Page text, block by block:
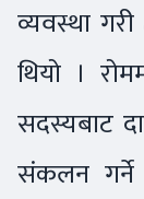
व्यवस्था
थियो ।
सदस्यबाट
संकलन गर्ने